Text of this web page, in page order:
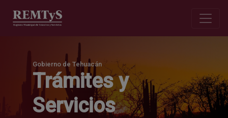
Gobierno de Tehuacán
Trámites y
Servicios